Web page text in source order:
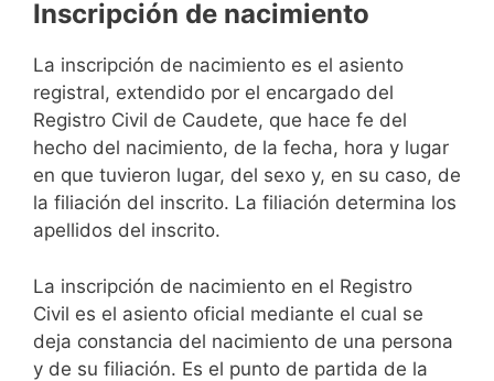
Inscripción de nacimiento
La inscripción de nacimiento es el asiento
registral, extendido por el encargado del
Registro Civil de Caudete, que hace fe del
hecho del nacimiento, de la fecha, hora y lugar
en que tuvieron lugar, del sexo y, en su caso, de
la filiación del inscrito. La filiación determina los
apellidos del inscrito.
La inscripción de nacimiento en el Registro
Civil es el asiento oficial mediante el cual se
deja constancia del nacimiento de una persona
y de su filiación. Es el punto de partida de la